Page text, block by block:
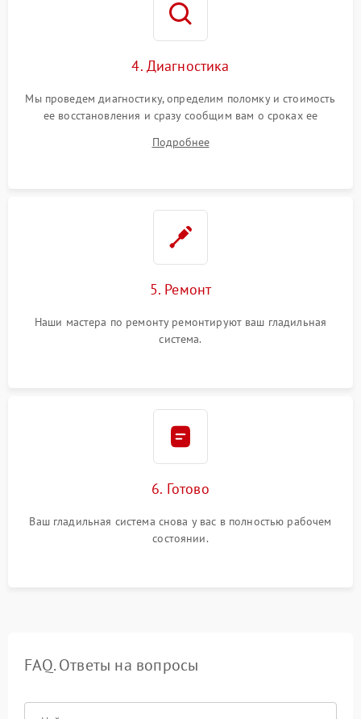
4. Диагностика
Мы проведем диагностику, определим поломку и стоимость
ее восстановления и сразу сообщим вам о сроках ее
Подробнее
5. Ремонт
Наши мастера по ремонту ремонтируют ваш гладильная
система.
6. Готово
Ваш гладильная система снова у вас в полностью рабочем
состоянии.
FAQ. Ответы на вопросы